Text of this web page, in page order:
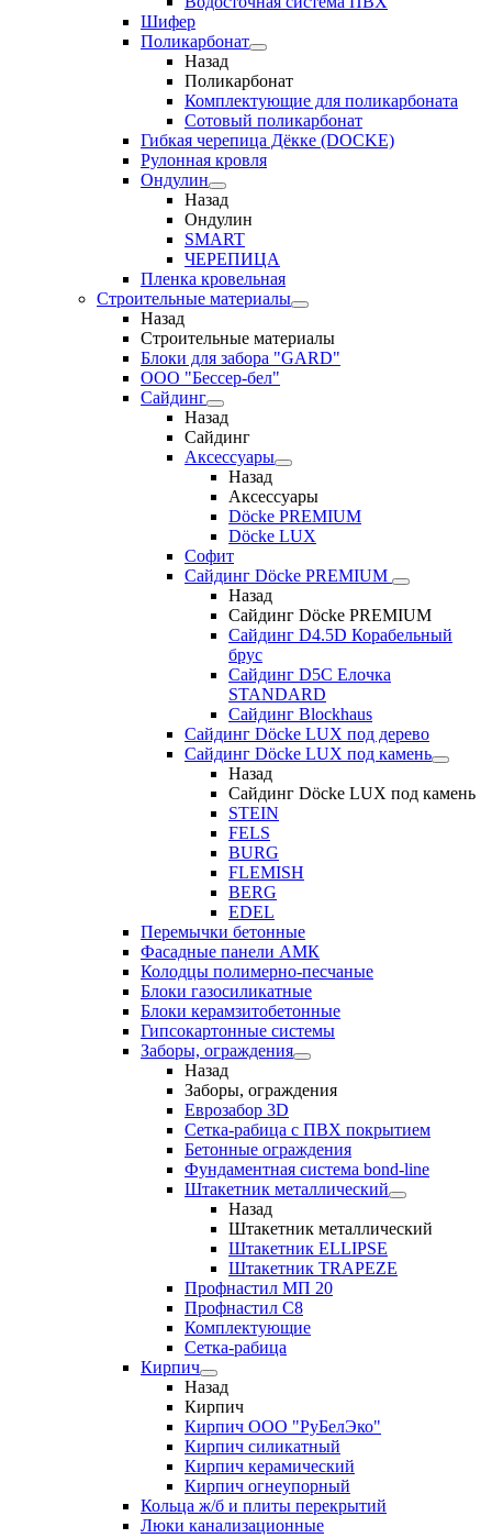
Шифер
Поликарбонат
Назад
Поликарбонат
Комплектующие для поликарбоната
Сотовый поликарбонат
Гибкая черепица Дёкке (DOCKE)
Рулонная кровля
Ондулин
Назад
Ондулин
SMART
ЧЕРЕПИЦА
Пленка кровельная
Строительные материалы
Назад
Строительные материалы
Блоки для забора "GARD"
ООО "Бессер-бел"
Сайдинг
Назад
Сайдинг
Аксессуары
Назад
Аксессуары
Döcke PREMIUM
Döcke LUX
Софит
Сайдинг Döcke PREMIUM
Назад
Сайдинг Döcke PREMIUM
Сайдинг D4.5D Корабельный
брус
Сайдинг D5С Елочка
STANDARD
Сайдинг Blockhaus
Сайдинг Döcke LUX под дерево
Сайдинг Döcke LUX под камень
Назад
Сайдинг Döcke LUX под камень
STEIN
FELS
BURG
FLEMISH
BERG
EDEL
Перемычки бетонные
Фасадные панели АМК
Колодцы полимерно-песчаные
Блоки газосиликатные
Блоки керамзитобетонные
Гипсокартонные системы
Заборы, ограждения
Назад
Заборы, ограждения
Еврозабор 3D
Сетка-рабица с ПВХ покрытием
Бетонные ограждения
Фундаментная система bond-line
Штакетник металлический
Назад
Штакетник металлический
Штакетник ELLIPSE
Штакетник TRAPEZE
Профнастил МП 20
Профнастил С8
Комплектующие
Сетка-рабица
Кирпич
Назад
Кирпич
Кирпич ООО "РуБелЭко"
Кирпич силикатный
Кирпич керамический
Кирпич огнеупорный
Кольца ж/б и плиты перекрытий
Люки канализационные